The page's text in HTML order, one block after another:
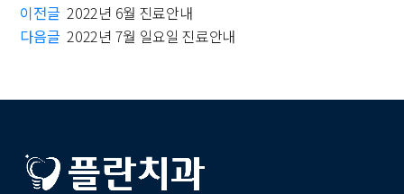
이전글 2022년 6월 진료안내
다음글 2022년 7월 일요일 진료안내